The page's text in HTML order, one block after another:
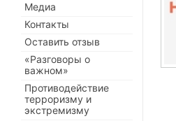
Медиа
Контакты
Оставить отзыв
«Разговоры о
важном»
Противодействие
терроризму и
экстремизму